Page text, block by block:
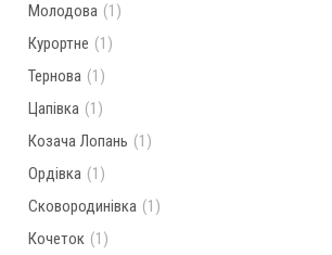
Молодова (1)
Курортне (1)
Тернова (1)
Цапівка (1)
Козача Лопань (1)
Ордівка (1)
Сковородинівка (1)
Кочеток (1)